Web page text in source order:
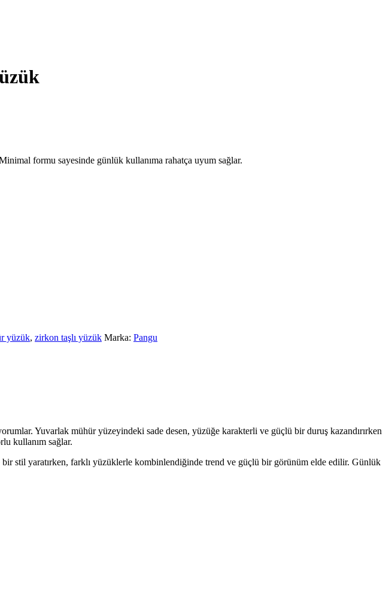
formu sayesinde günlük kullanıma rahatça uyum sağlar.
yüzük, zirkon taşlı yüzük Marka: Pangu
Yuvarlak mühür yüzeyindeki sade desen, yüzüğe karakterli ve güçlü bir duruş kazandırırken
kullanım sağlar.
bir stil yaratırken, farklı yüzüklerle kombinlendiğinde trend ve güçlü bir görünüm elde edilir. Günlük